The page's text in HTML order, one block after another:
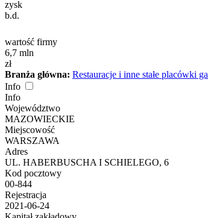
zysk
b.d.
wartość firmy
6,7 mln
zł
Branża główna: Restauracje i inne stałe placówki
Info
Info
Województwo
MAZOWIECKIE
Miejscowość
WARSZAWA
Adres
UL. HABERBUSCHA I SCHIELEGO, 6
Kod pocztowy
00-844
Rejestracja
2021-06-24